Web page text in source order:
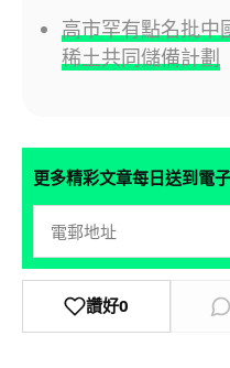
高市罕有點名批中
稀土共同儲備計劃
更多精彩文章每日送到電
讚好0